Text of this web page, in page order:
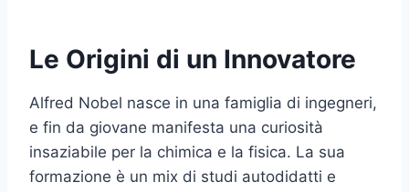
Le Origini di un Innovatore
Alfred Nobel nasce in una famiglia di ingegneri,
e fin da giovane manifesta una curiosità
insaziabile per la chimica e la fisica. La sua
formazione è un mix di studi autodidatti e